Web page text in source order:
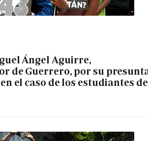
Ángel Aguirre,
de Guerrero, por su
el caso de los estudiantes de